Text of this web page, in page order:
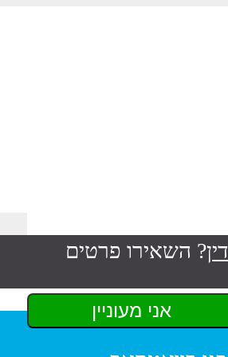
? השאירו פרטים